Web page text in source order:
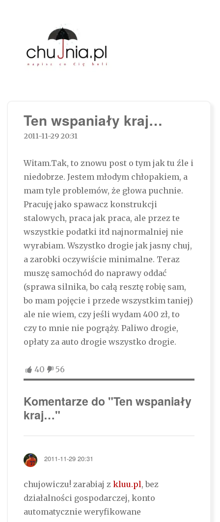
Ten wspaniały kraj…
2011-11-29 20:31
Witam.Tak, to znowu post o tym jak tu źle i
niedobrze. Jestem młodym chłopakiem, a
mam tyle problemów, że głowa puchnie.
Pracuję jako spawacz konstrukcji
stalowych, praca jak praca, ale przez te
wszystkie podatki itd najnormalniej nie
wyrabiam. Wszystko drogie jak jasny chuj,
a zarobki oczywiście minimalne. Teraz
muszę samochód do naprawy oddać
(sprawa silnika, bo całą resztę robię sam,
bo mam pojęcie i przede wszystkim taniej)
ale nie wiem, czy jeśli wydam 400 zł, to
czy to mnie nie pogrąży. Paliwo drogie,
opłaty za auto drogie wszystko drogie.
40 56
Komentarze do "Ten wspaniały
kraj…"
2011-11-29 20:31
chujowiczu! zarabiaj z kluu.pl, bez
działalności gospodarczej, konto
automatycznie weryfikowane